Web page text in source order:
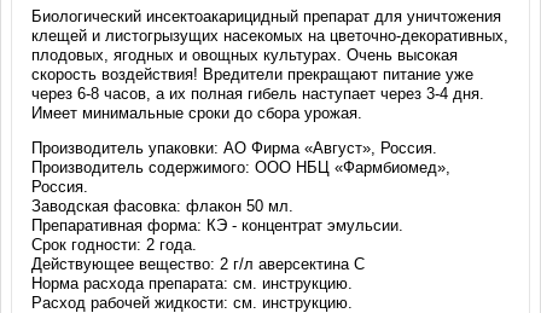
Биологический инсектоакарицидный препарат для уничтожения
клещей и листогрызущих насекомых на цветочно-декоративных,
плодовых, ягодных и овощных культурах. Очень высокая
скорость воздействия! Вредители прекращают питание уже
через 6-8 часов, а их полная гибель наступает через 3-4 дня.
Имеет минимальные сроки до сбора урожая.
Производитель упаковки: АО Фирма «Август», Россия.
Производитель содержимого: ООО НБЦ «Фармбиомед»,
Россия.
Заводская фасовка: флакон 50 мл.
Препаративная форма: КЭ - концентрат эмульсии.
Срок годности: 2 года.
Действующее вещество: 2 г/л аверсектина С
Норма расхода препарата: см. инструкцию.
Расход рабочей жидкости: см. инструкцию.